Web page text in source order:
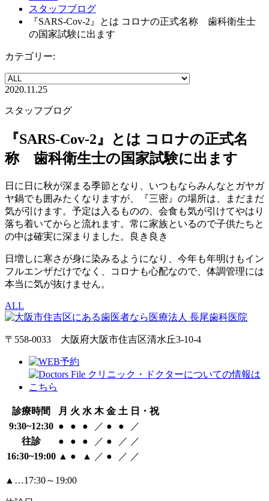
スタッフブログ
『SARS-Cov-2』とは コロナの正式名称 歯科衛生士
の国家試験に出ます
カテゴリー:
2020.11.25
スタッフブログ
『SARS-Cov-2』とは コロナの正式名
称 歯科衛生士の国家試験に出ます
日に日に秋が深まる季節となり、いつもならみんなとガヤガ
ヤ鍋でも囲みたくなりますが、『三密』の場所は、まだまだ
気が引けます。予定は入るものの、会食も気が引けてやはり
落ち着いてからと流れます。常に家族といるので子供たちと
の中は確実に深まりました。良き良き
日増しに寒さが身に染みるようになり、今年も年明けもイン
フルエンザだけでなく、コロナも心配なので、体調管理には
本当に気が抜けません。
ALL
〒558-0033 大阪府大阪市住吉区清水丘3-10-4
診療時間 月 火 水 木 金 土 日・祝
9:30~12:30 ● ● ● ／ ● ●
／
往診
● ● ● ／ ● ／ ／
16:30~19:00 ▲ ● ▲ ／ ● ／ ／
▲…17:30～19:00